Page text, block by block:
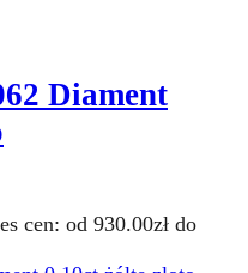
Diament
cen: od 930.00zł do